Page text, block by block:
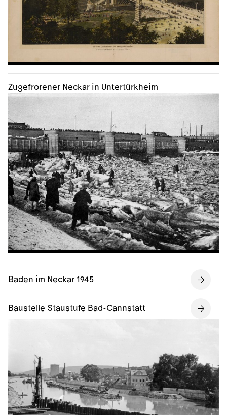
Zugefrorener Neckar in Untertürkheim
Baden im Neckar 1945
Baustelle Staustufe Bad-Cannstatt